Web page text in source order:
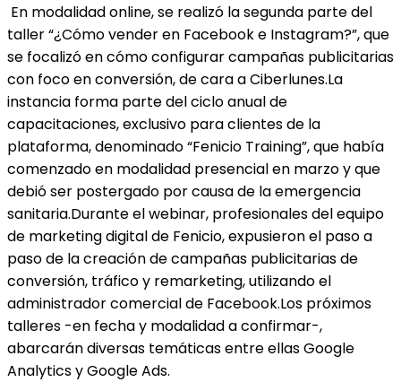
En modalidad online, se realizó la segunda parte del
taller “¿Cómo vender en Facebook e Instagram?”, que
se focalizó en cómo configurar campañas publicitarias
con foco en conversión, de cara a Ciberlunes.La
instancia forma parte del ciclo anual de
capacitaciones, exclusivo para clientes de la
plataforma, denominado “Fenicio Training”, que había
comenzado en modalidad presencial en marzo y que
debió ser postergado por causa de la emergencia
sanitaria.Durante el webinar, profesionales del equipo
de marketing digital de Fenicio, expusieron el paso a
paso de la creación de campañas publicitarias de
conversión, tráfico y remarketing, utilizando el
administrador comercial de Facebook.Los próximos
talleres -en fecha y modalidad a confirmar-,
abarcarán diversas temáticas entre ellas Google
Analytics y Google Ads.